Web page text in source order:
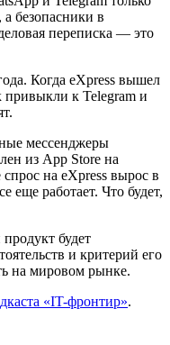
безопасники в
переписка — это
Когда eXpress вышел
привыкли к Telegram и
мессенджеры
из App Store на
на eXpress вырос в
еще работает. Что будет,
будет
и критерий его
на мировом рынке.
«IT-фронтир».